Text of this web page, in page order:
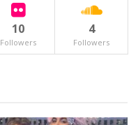
10
Followers
4
Followers